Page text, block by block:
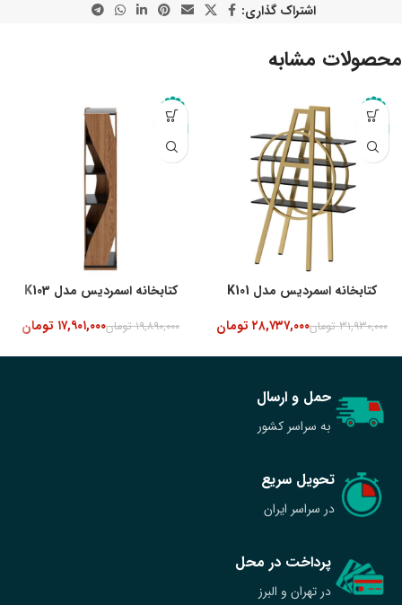
اشتراک گذاری:
محصولات مشابه
-10%
کتابخانه اسمردیس مدل K101
۳۱,۹۳۰,۰۰۰ تومان۲۸,۷۳۷,۰۰۰ تومان
کتابخانه اسمردیس مدل K103
۱۹,۸۹۰,۰۰۰ تومان۱۷,۹۰۱,۰۰۰ تومان
پرداخت در محل
در تهران و البرز
تحویل سریع
در سراسر ایران
حمل و ارسال
به سراسر کشور